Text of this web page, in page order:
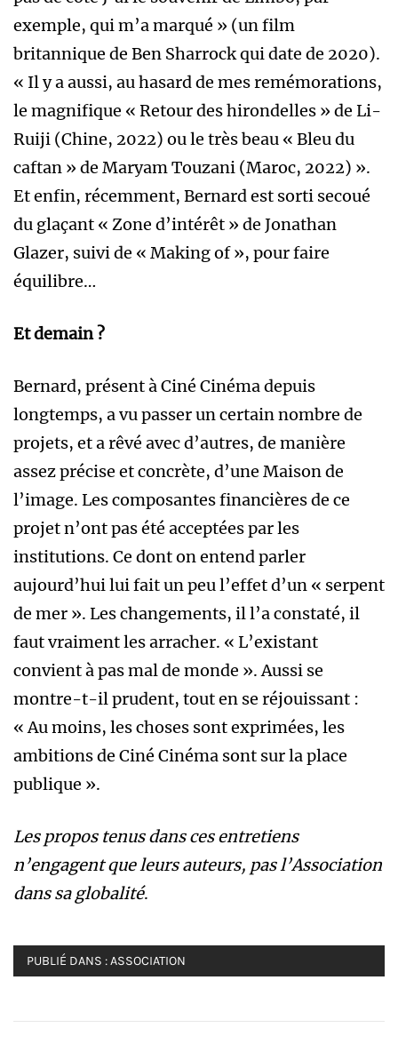
exemple, qui m’a marqué » (un film
britannique de Ben Sharrock qui date de 2020).
« Il y a aussi, au hasard de mes remémorations,
le magnifique « Retour des hirondelles » de Li-
Ruiji (Chine, 2022) ou le très beau « Bleu du
caftan » de Maryam Touzani (Maroc, 2022) ».
Et enfin, récemment, Bernard est sorti secoué
du glaçant « Zone d’intérêt » de Jonathan
Glazer, suivi de « Making of », pour faire
équilibre…
Et demain ?
Bernard, présent à Ciné Cinéma depuis
longtemps, a vu passer un certain nombre de
projets, et a rêvé avec d’autres, de manière
assez précise et concrète, d’une Maison de
l’image. Les composantes financières de ce
projet n’ont pas été acceptées par les
institutions. Ce dont on entend parler
aujourd’hui lui fait un peu l’effet d’un « serpent
de mer ». Les changements, il l’a constaté, il
faut vraiment les arracher. « L’existant
convient à pas mal de monde ». Aussi se
montre-t-il prudent, tout en se réjouissant :
« Au moins, les choses sont exprimées, les
ambitions de Ciné Cinéma sont sur la place
publique ».
Les propos tenus dans ces entretiens
n’engagent que leurs auteurs, pas l’Association
dans sa globalité.
PUBLIÉ DANS :ASSOCIATION